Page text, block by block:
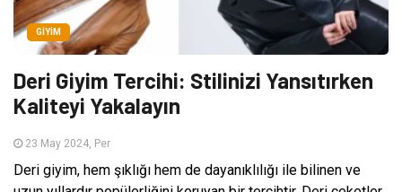
GIYIM
Deri Giyim Tercihi: Stilinizi Yansıtırken
Kaliteyi Yakalayın
23 May 2024, Per
Deri giyim, hem şıklığı hem de dayanıklılığı ile bilinen ve